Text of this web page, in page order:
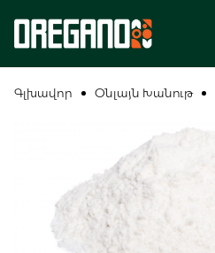
Գլխավոր Օնլայն Խանութ